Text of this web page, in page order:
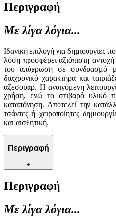
Περιγραφή
Με λίγα λόγια...
Ιδανική επιλογή για δημιουργίες
λύση προσφέρει αξιόπιστη
του απόχρωση σε συνδυασμό
διαχρονικό χαρακτήρα και
αξεσουάρ. Η ανοιγόμενη
χρήση, ενώ το στιβαρό υλικό
καταπόνηση. Αποτελεί την
τσάντες ή χειροποίητες
και αισθητική.
Περιγραφή
+
Περιγραφή
Με λίγα λόγια...